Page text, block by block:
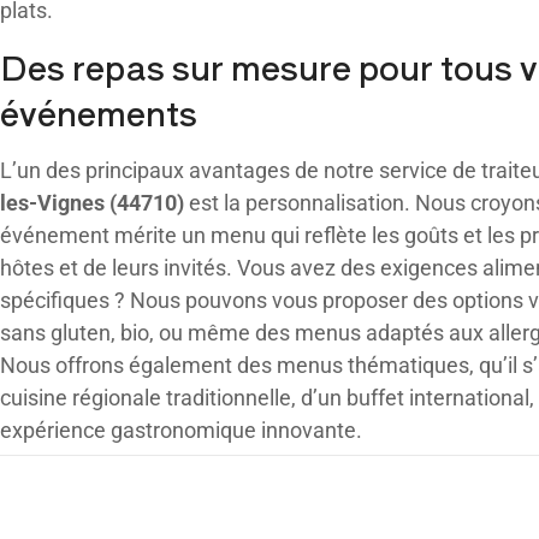
plats.
Des repas sur mesure pour tous
événements
L’un des principaux avantages de notre service de
les-Vignes (44710)est la personnalisation. Nous
événement mérite un menu qui reflète les goûts et les
hôtes et de leurs invités. Vous avez des exigences
spécifiques ? Nous pouvons vous proposer des options
sans gluten, bio, ou même des menus adaptés aux
Nous offrons également des menus thématiques, qu’il
cuisine régionale traditionnelle, d’un buffet international,
expérience gastronomique innovante.